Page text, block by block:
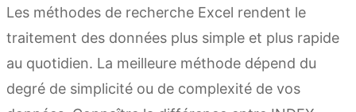
Les méthodes de recherche Excel rendent le
traitement des données plus simple et plus rapide
au quotidien. La meilleure méthode dépend du
degré de simplicité ou de complexité de vos